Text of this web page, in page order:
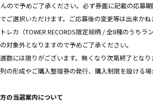
で予めご了承ください。必ず券面に記載の応募期
選択いただけます。ご応募後の変更等は出来かね
レカ（TOWER RECORDS限定絵柄 / 全8種のうち
象外となりますので予めご了承ください。
には限りがございます。無くなり次第終了となり
形成やご購入整理券の発行、購入制限を設ける場
の当選案内について